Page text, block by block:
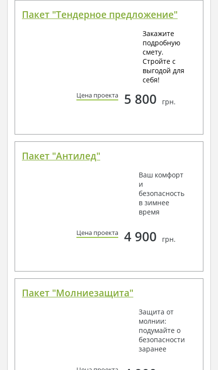
Пакет "Тендерное предложение"
Закажите
подробную
смету.
Стройте с
выгодой для
себя!
Цена проекта 5 800 грн.
Пакет "Антилед"
Ваш комфорт
и
безопасность
в зимнее
время
Цена проекта 4 900 грн.
Пакет "Молниезащита"
Защита от
молнии:
подумайте о
безопасности
заранее